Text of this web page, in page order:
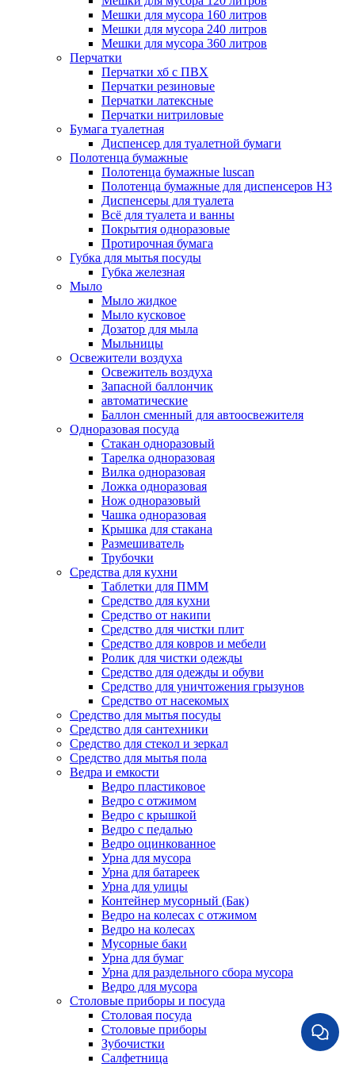
Мешки для мусора 160 литров
Мешки для мусора 240 литров
Мешки для мусора 360 литров
Перчатки
Перчатки хб с ПВХ
Перчатки резиновые
Перчатки латексные
Перчатки нитриловые
Бумага туалетная
Диспенсер для туалетной бумаги
Полотенца бумажные
Полотенца бумажные luscan
Полотенца бумажные для диспенсеров H3
Диспенсеры для туалета
Всё для туалета и ванны
Покрытия одноразовые
Протирочная бумага
Губка для мытья посуды
Губка железная
Мыло
Мыло жидкое
Мыло кусковое
Дозатор для мыла
Мыльницы
Освежители воздуха
Освежитель воздуха
Запасной баллончик
автоматические
Баллон сменный для автоосвежителя
Одноразовая посуда
Стакан одноразовый
Тарелка одноразовая
Вилка одноразовая
Ложка одноразовая
Нож одноразовый
Чашка одноразовая
Крышка для стакана
Размешиватель
Трубочки
Средства для кухни
Таблетки для ПММ
Средство для кухни
Средство от накипи
Средство для чистки плит
Средство для ковров и мебели
Ролик для чистки одежды
Средство для одежды и обуви
Средство для уничтожения грызунов
Средство от насекомых
Средство для мытья посуды
Средство для сантехники
Средство для стекол и зеркал
Средство для мытья пола
Ведра и емкости
Ведро пластиковое
Ведро с отжимом
Ведро с крышкой
Ведро с педалью
Ведро оцинкованное
Урна для мусора
Урна для батареек
Урна для улицы
Контейнер мусорный (Бак)
Ведро на колесах с отжимом
Ведро на колесах
Мусорные баки
Урна для бумаг
Урна для раздельного сбора мусора
Ведро для мусора
Столовые приборы и посуда
Столовая посуда
Столовые приборы
Зубочистки
Салфетница